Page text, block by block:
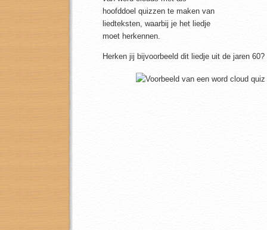
hoofddoel quizzen te maken van
liedteksten, waarbij je het liedje
moet herkennen.
Herken jij bijvoorbeeld dit liedje uit de jaren 60?